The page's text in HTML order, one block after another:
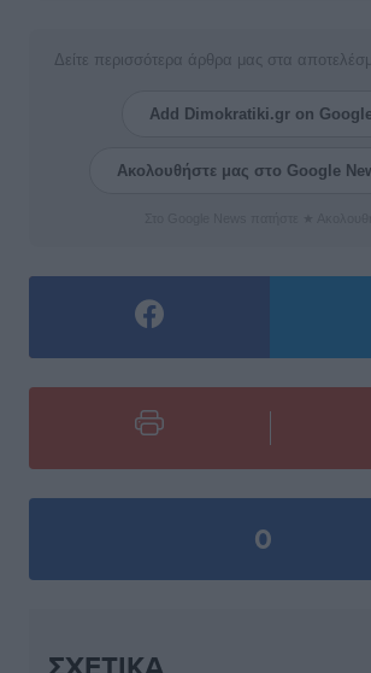
Δείτε περισσότερα άρθρα μας στα
Add Dimokratiki.gr on
Ακολουθήστε μας στο Google
0